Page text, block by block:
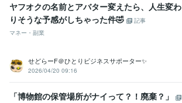
ヤフオクの名前とアバター変えたら、人生変わ
りそうな予感がしちゃった件🤣
記事
マネー・副業
せどらーF＠ひとりビジネスサポーター✨
2026/04/20 09:16
「博物館の保管場所がナイって？！廃棄？」